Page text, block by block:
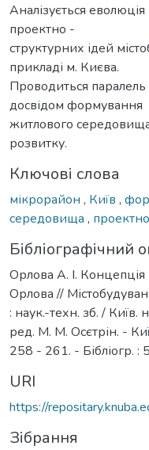
Аналізується
проектно -
структурних ідей
прикладі м. Києва.
Проводиться
досвідом формування
житлового
розвитку.
Ключові слова
мікрорайон , Київ ,
середовища ,
Бібліографічний
Орлова А. І. Концепція
Орлова //
: наук.-техн. зб. / Київ.
ред. М. М. Осєтрін. -
258 - 261. - Бібліогр. :
URI
https://
Зібрання